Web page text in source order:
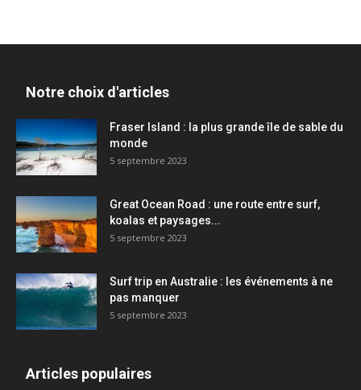
Notre choix d'articles
Fraser Island : la plus grande île de sable du
monde
5 septembre 2023
Great Ocean Road : une route entre surf,
koalas et paysages...
5 septembre 2023
Surf trip en Australie : les événements à ne
pas manquer
5 septembre 2023
Articles populaires